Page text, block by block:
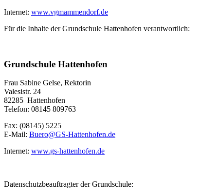
Internet: www.vgmammendorf.de
Für die Inhalte der Grundschule Hattenhofen verantwortlich:
Grundschule Hattenhofen
Frau Sabine Gelse, Rektorin
Valesistr. 24
82285 Hattenhofen
Telefon: 08145 809763
Fax: (08145) 5225
E-Mail: Buero@GS-Hattenhofen.de
Internet: www.gs-hattenhofen.de
Datenschutzbeauftragter der Grundschule: